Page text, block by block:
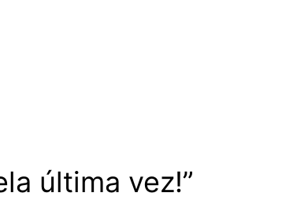
última vez!”